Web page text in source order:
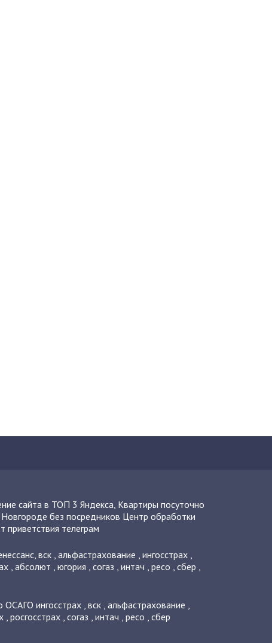
сайта в ТОП 3 Яндекса, Квартиры посуточно
без посредников Центр обработки
приветствия телеграм
, вск, альфастрахование , ингосстрах,
, абсолют , югория , согаз , интач , ресо , сбер ,
ОСАГО ингосстрах, вск, альфастрахование ,
, росгосстрах, согаз , интач , ресо , сбер